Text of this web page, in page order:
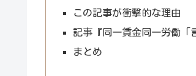
この記事が衝撃的な理由
記事『同一賃金同一労働「
まとめ